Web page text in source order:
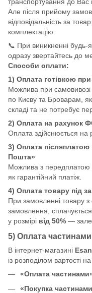
Але після прийому
відповідальність за
комплектацію.
📞 При виникненні будь-
одразу звертайтесь до
Способи оплати:
1) Оплата готівкою
Можлива при самовивозі
по Києву та Броварам,
складі та не потребує
2) Оплата на рахунок
Оплата здійснюється
3) Оплата
Пошта»
Можлива з передплатою
як гарантійний платіж.
4) Оплата товару під
При замовленні товару з
замовлення,
у розмірі від 50% —
5) Оплата частинами
В інтернет-магазині
із розподілом вартості
«Оплата
«Покупка